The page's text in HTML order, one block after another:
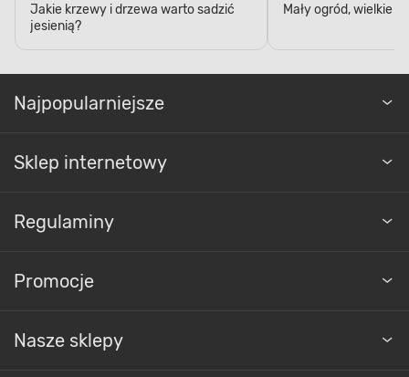
Jakie krzewy i drzewa warto sadzić
jesienią?
Mały ogród, wielkie
Najpopularniejsze
Sklep internetowy
Regulaminy
Promocje
Nasze sklepy